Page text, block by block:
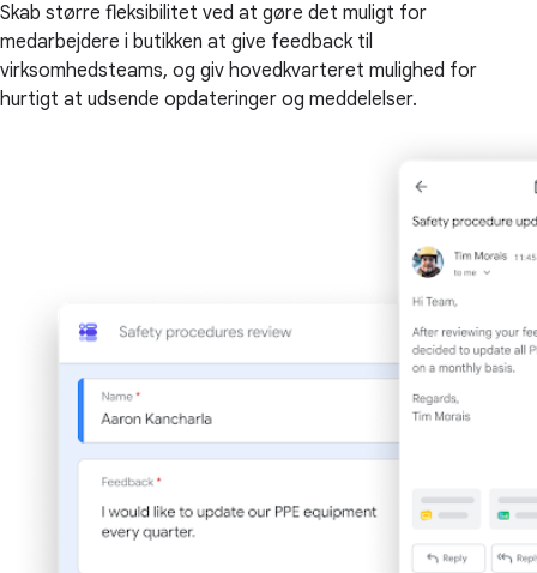
Skab større fleksibilitet ved at gøre det muligt for
medarbejdere i butikken at give feedback til
virksomhedsteams, og giv hovedkvarteret mulighed for
hurtigt at udsende opdateringer og meddelelser.